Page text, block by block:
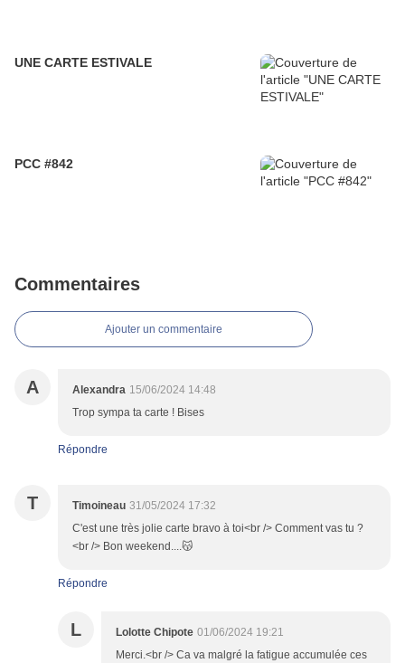
UNE CARTE ESTIVALE
PCC #842
Commentaires
Ajouter un commentaire
A Alexandra 15/06/2024 14:48
Trop sympa ta carte ! Bises
Répondre
T Timoineau 31/05/2024 17:32
C'est une très jolie carte bravo à toi<br /> Comment vas tu ?
<br /> Bon weekend....😽
Répondre
L Lolotte Chipote 01/06/2024 19:21
Merci.<br /> Ca va malgré la fatigue accumulée ces